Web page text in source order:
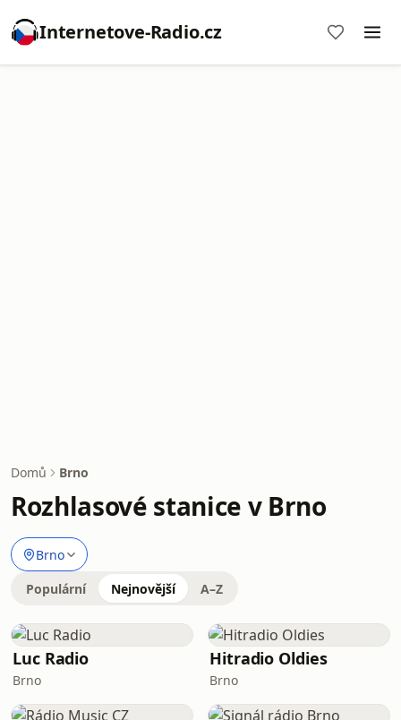
Internetove-Radio.cz
Domů Brno
Rozhlasové stanice v Brno
Brno
Populární Nejnovější A–Z
Luc Radio
Brno
Hitradio Oldies
Brno